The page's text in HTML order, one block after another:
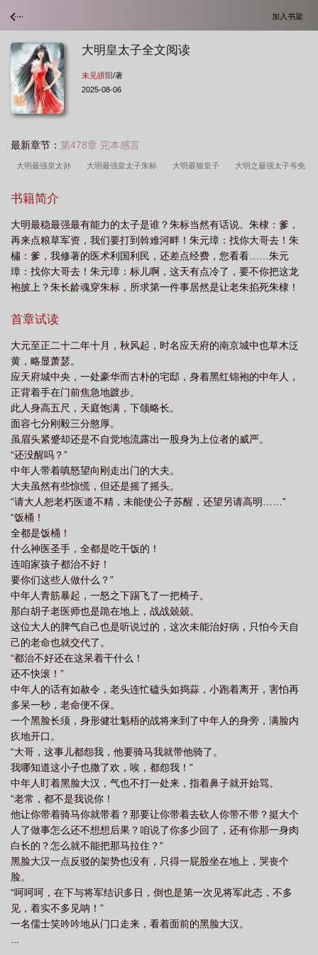
加入书架
大明皇太子全文阅读
未见骄阳/著
2025-08-06
最新章节： 第478章 完本感言
大明最强皇太孙 大明最强皇太子朱标 大明最狠皇子 大明之最强太子爷免
阳 大明最强皇太子百度
最强皇太子百度百科 大明皇太子全文阅读 大明最强皇太子朱慈烺 大明最强
皇太子阅读 大明最强皇太子TXT最新章节列表
书籍简介
大明最稳最强最有能力的太子是谁？朱标当然有话说。朱棣：爹，
再来点粮草军资，我们要打到斡难河畔！朱元璋：找你大哥去！朱
橚：爹，我修著的医术利国利民，还差点经费，您看看……朱元
璋：找你大哥去！朱元璋：标儿啊，这天有点冷了，要不你把这龙
袍披上？朱长龄魂穿朱标，所求第一件事居然是让老朱掐死朱棣！
治，开疆拓土，创立万世基业。让这日月所照之处，皆为大明。无
首章试读
大元至正二十二年十月，秋风起，时名应天府的南京城中也草木泛
黄，略显萧瑟。
应天府城中央，一处豪华而古朴的宅邸，身着黑红锦袍的中年人，
正背着手在门前焦急地踱步。
此人身高五尺，天庭饱满，下颌略长。
面容七分刚毅三分憨厚。
虽眉头紧蹙却还是不自觉地流露出一股身为上位者的威严。
“还没醒吗？”
中年人带着嗔怒望向刚走出门的大夫。
大夫虽然有些惊慌，但还是摇了摇头。
“请大人恕老朽医道不精，未能使公子苏醒，还望另请高明……”
“饭桶！
全都是饭桶！
什么神医圣手，全都是吃干饭的！
连咱家孩子都治不好！
要你们这些人做什么？”
中年人青筋暴起，一怒之下踢飞了一把椅子。
那白胡子老医师也是跪在地上，战战兢兢。
这位大人的脾气自己也是听说过的，这次未能治好病，只怕今天自
己的老命也就交代了。
“都治不好还在这呆着干什么！
还不快滚！”
中年人的话有如赦令，老头连忙磕头如捣蒜，小跑着离开，害怕再
多呆一秒，老命便不保。
一个黑脸长须，身形健壮魁梧的战将来到了中年人的身旁，满脸内
疚地开口。
“大哥，这事儿都怨我，他要骑马我就带他骑了。
我哪知道这小子也撒了欢，唉，都怨我！”
中年人盯着黑脸大汉，气也不打一处来，指着鼻子就开始骂。
“老常，都不是我说你！
他让你带着骑马你就带着？那要让你带着去砍人你带不带？挺大个
人了做事怎么还不想想后果？咱说了你多少回了，还有你那一身肉
白长的？怎么就不能把那马拉住？”
黑脸大汉一点反驳的架势也没有，只得一屁股坐在地上，哭丧个
脸。
“呵呵呵，在下与将军结识多日，倒也是第一次见将军此态，不多
见，着实不多见呐！”
一名儒士笑吟吟地从门口走来，看着面前的黑脸大汉。